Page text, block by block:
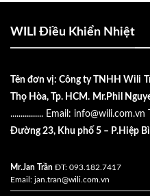
WILI Điều Khiển Nhiệt
Tên đơn vị: Công ty TNHH Wili
Thọ Hòa, Tp. HCM. Mr.Phil
................ Email: info@wili.com.vn
Đường 23, Khu phố 5 – P.Hiệp
Mr.Jan Trần ĐT: 093.182.7417
Email: jan.tran@wili.com.vn